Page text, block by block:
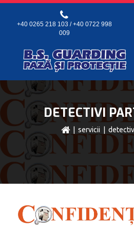
+40 0265 218 103 / +40 0722 998
009
DETECTIVI
| servicii |